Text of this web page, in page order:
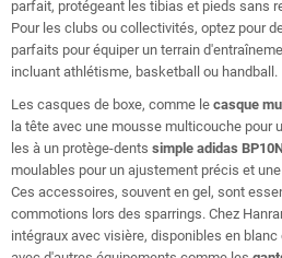
parfait, protégeant les tibias et pieds sans
Pour les clubs ou collectivités, optez pour
parfaits pour équiper un terrain
incluant athlétisme, basketball ou handball.
Les casques de boxe, comme le casque
la tête avec une mousse multicouche pour
les à un protège-dents simple adidas
moulables pour un ajustement précis et
Ces accessoires, souvent en gel, sont
commotions lors des sparrings. Chez
intégraux avec visière, disponibles en